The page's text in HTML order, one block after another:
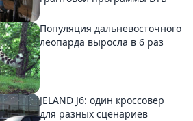
Популяция дальневосточного
леопарда выросла в 6 раз
JELAND J6: один кроссовер
для разных сценариев